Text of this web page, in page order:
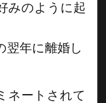
みのように起
翌年に離婚し
ネートされて